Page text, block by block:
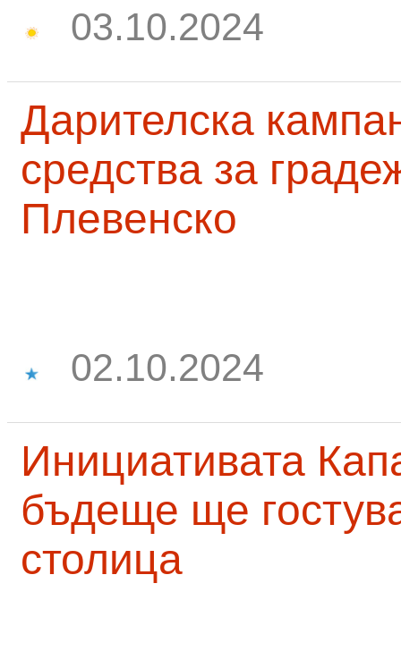
03.10.2024
Дарителска
средства за
Плевенско
02.10.2024
Инициативата
бъдеще ще
столица